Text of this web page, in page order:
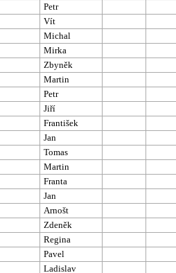
Petr
Vít
Michal
Mirka
Zbyněk
Martin
Petr
Jiří
František
Jan
Tomas
Martin
Franta
Jan
Arnošt
Zdeněk
Regina
Pavel
Ladislav